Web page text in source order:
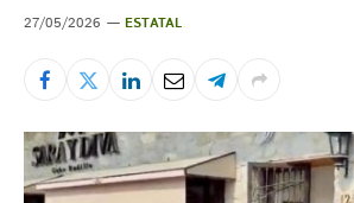
27/05/2026 ESTATAL